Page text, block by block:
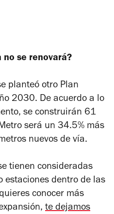
no se renovará?
planteó otro Plan
2030. De acuerdo a lo
se construirán 61
será un 34.5% más
nuevos de vía.
tienen consideradas
estaciones dentro de las
conocer más
te dejamos